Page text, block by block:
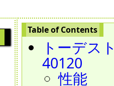
トーデス
40120
性能